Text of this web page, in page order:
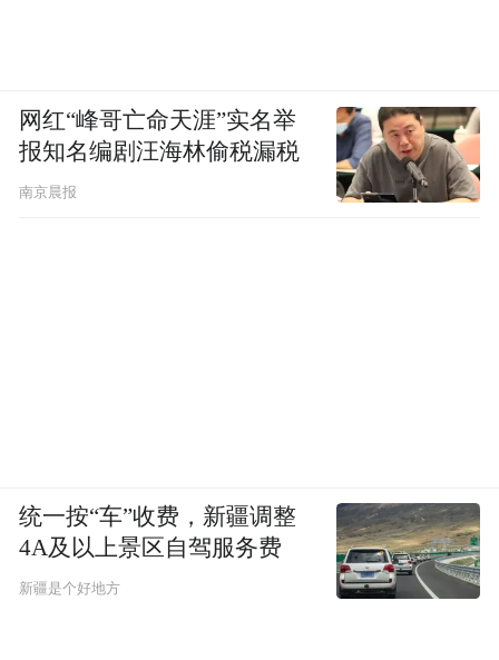
网红“峰哥亡命天涯”实名举
报知名编剧汪海林偷税漏税
南京晨报
统一按“车”收费，新疆调整
4A及以上景区自驾服务费
新疆是个好地方